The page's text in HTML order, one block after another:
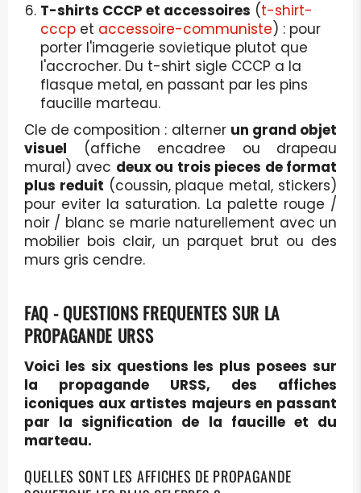
T-shirts CCCP et accessoires (t-shirt-
cccp et accessoire-communiste) : pour
porter l'imagerie sovietique plutot que
l'accrocher. Du t-shirt sigle CCCP a la
flasque metal, en passant par les pins
faucille marteau.
Cle de composition : alterner un grand objet
visuel (affiche encadree ou drapeau
mural) avec deux ou trois pieces de format
plus reduit (coussin, plaque metal, stickers)
pour eviter la saturation. La palette rouge /
noir / blanc se marie naturellement avec un
mobilier bois clair, un parquet brut ou des
murs gris cendre.
FAQ - QUESTIONS FREQUENTES SUR LA
PROPAGANDE URSS
Voici les six questions les plus posees sur
la propagande URSS, des affiches
iconiques aux artistes majeurs en passant
par la signification de la faucille et du
marteau.
QUELLES SONT LES AFFICHES DE PROPAGANDE